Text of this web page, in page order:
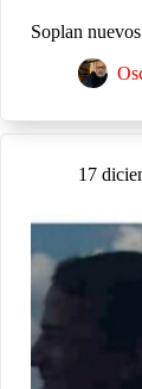
Soplan
17